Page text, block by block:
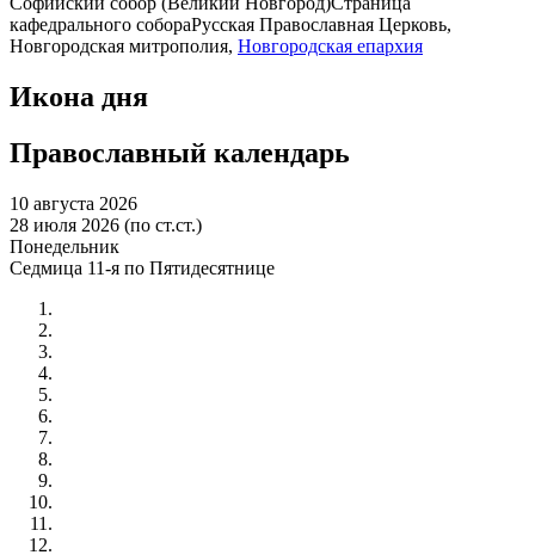
кафедрального собораРусская Православная Церковь,
Новгородская митрополия, Новгородская епархия
Икона дня
Православный календарь
10 августа 2026
28 июля 2026 (по ст.ст.)
Понедельник
Седмица 11-я по Пятидесятнице